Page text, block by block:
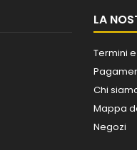
LA
Termini
Chi
Mappa
Negozi